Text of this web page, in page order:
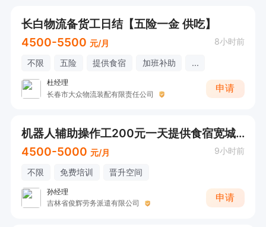
长白物流备货工日结【五险一金 供吃】
4500-5500 元/月 8小时前
不限 五险 提供食宿 加班补助 ...
杜经理
长春市大众物流装配有限责任公司
申请
机器人辅助操作工200元一天提供食宿宽城区兴隆山
4500-5000 元/月 9小时前
不限 免费培训 晋升空间
孙经理
吉林省俊辉劳务派遣有限公司
申请